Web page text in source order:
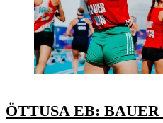
ÖTTUSA EB: